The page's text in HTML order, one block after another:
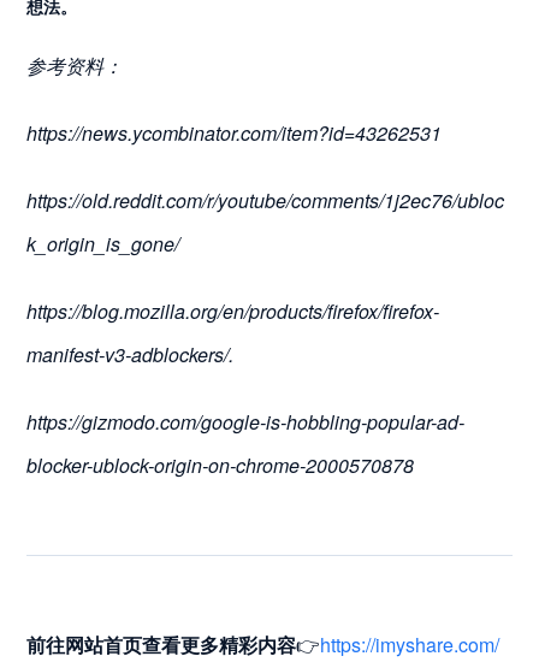
想法。
参考资料：
https://news.ycombinator.com/item?id=43262531
https://old.reddit.com/r/youtube/comments/1j2ec76/ubloc
k_origin_is_gone/
https://blog.mozilla.org/en/products/firefox/firefox-
manifest-v3-adblockers/.
https://gizmodo.com/google-is-hobbling-popular-ad-
blocker-ublock-origin-on-chrome-2000570878
前往网站首页查看更多精彩内容👉https://imyshare.com/